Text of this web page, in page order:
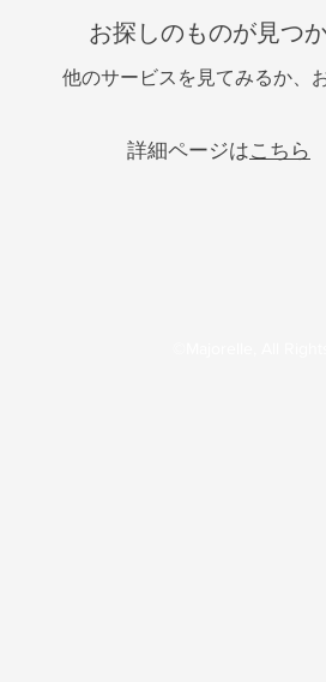
お探しのものが見つ
他のサービスを見てみるか、
詳細ページはこちら